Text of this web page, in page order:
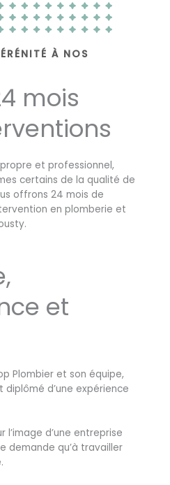
À NOS
mois
et professionnel,
certains de la qualité de
offrons 24 mois de
en plomberie et
et
Plombier et son équipe,
d’une expérience
l’image d’une entreprise
demande qu’à travailler